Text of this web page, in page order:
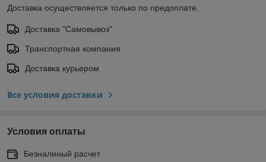
Доставка осуществляется только по предоплате.
Доставка "Самовывоз"
Транспортная компания
Доставка курьером
Все условия доставки
Условия оплаты
Безналиный расчет